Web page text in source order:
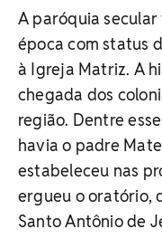
A paróquia secular
época com status
à Igreja Matriz. A
chegada dos
região. Dentre
havia o padre
estabeleceu nas
ergueu o oratório,
Santo Antônio de